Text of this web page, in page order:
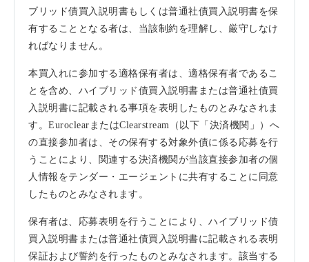
ブリッド債買入説明書もしくは普通社債買入説明書を保
有することとなる者は、当該制約を理解し、厳守しなけ
ればなりません。
本買入れに参加する適格保有者は、適格保有者であるこ
とを含め、ハイブリッド債買入説明書または普通社債買
入説明書に記載される事項を表明したものとみなされま
す。EuroclearまたはClearstream（以下「決済機関」）へ
の直接参加者は、その保有する対象外債に係る応募を行
うことにより、関連する決済機関が当該直接参加者の個
人情報をテンダー・エージェントに共有することに同意
したものとみなされます。
保有者は、応募表明を行うことにより、ハイブリッド債
買入説明書または普通社債買入説明書に記載される表明
保証および誓約を行ったものとみなされます。該当する